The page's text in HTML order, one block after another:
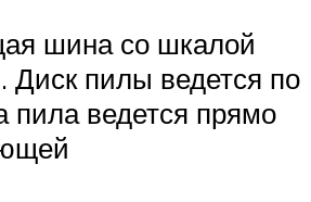
шина со шкалой
Диск пилы ведется по
пила ведется прямо